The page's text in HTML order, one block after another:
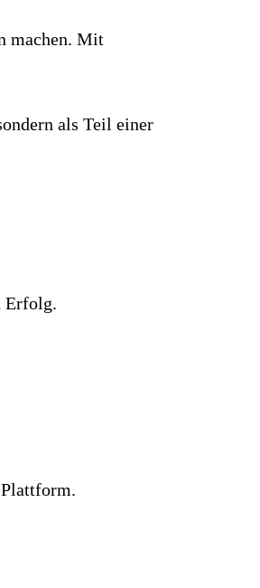
machen. Mit
als Teil einer
Erfolg.